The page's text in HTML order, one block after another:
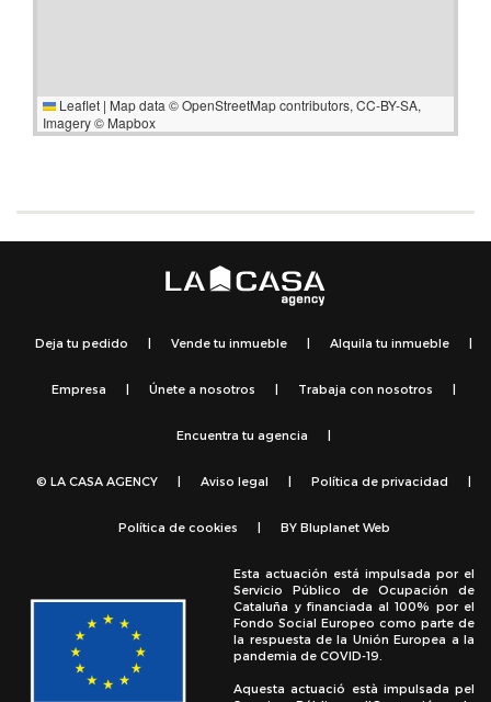
Leaflet | Map data ©OpenStreetMapcontributors, CC-BY-SA,
Imagery © Mapbox
Deja tu pedido | Vende tu inmueble | Alquila tu inmueble |
Empresa | Únete a nosotros | Trabaja con nosotros |
Encuentra tu agencia |
© LA CASA AGENCY | Aviso legal | Política de privacidad |
Política de cookies | BY Bluplanet Web
Esta actuación está impulsada por el
Servicio Público de Ocupación de
Cataluña y financiada al 100% por el
Fondo Social Europeo como parte de
la respuesta de la Unión Europea a la
pandemia de COVID-19.
Aquesta actuació està impulsada pel